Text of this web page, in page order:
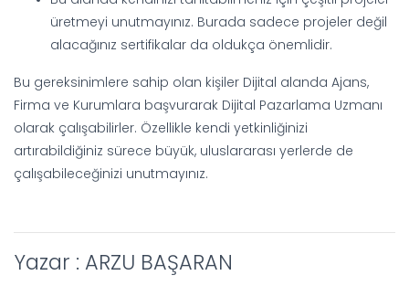
üretmeyi unutmayınız. Burada sadece projeler değil
alacağınız sertifikalar da oldukça önemlidir.
Bu gereksinimlere sahip olan kişiler Dijital alanda Ajans,
Firma ve Kurumlara başvurarak Dijital Pazarlama Uzmanı
olarak çalışabilirler. Özellikle kendi yetkinliğinizi
artırabildiğiniz sürece büyük, uluslararası yerlerde de
çalışabileceğinizi unutmayınız.
Yazar : ARZU BAŞARAN